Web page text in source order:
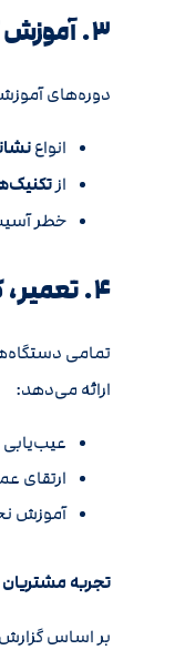
۳. آموزش کار با فلزیاب و دفینه‌یابی
دوره‌های
انواع
از
خطر
۴. تعمیر، کالیبراسیون و به‌روزرسانی
تمامی
ارائه می‌دهد:
عیب‌یابی
ارتقای
آموزش
تجربه مشتریان
بر اساس گزارش